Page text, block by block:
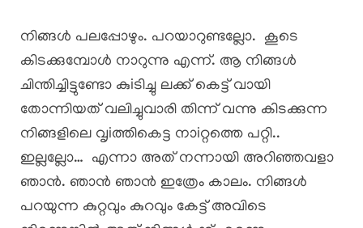
നിങ്ങൾ പലപ്പോഴും. പറയാറുണ്ടല്ലോ. കൂടെ
കിടക്കുമ്പോൾ നാറുന്നു എന്ന്. ആ നിങ്ങൾ
ചിന്തിച്ചിട്ടുണ്ടോ കുiടിച്ചു ലക്ക് കെട്ട് വായി
തോന്നിയത് വലിച്ചുവാരി തിന്ന് വന്നു കിടക്കുന്ന
നിങ്ങളിലെ വൃiത്തികെട്ട നാiറ്റത്തെ പറ്റി..
ഇല്ലല്ലോ… എന്നാ അത് നന്നായി അറിഞ്ഞവളാ
ഞാൻ. ഞാൻ ഞാൻ ഇത്രേം കാലം. നിങ്ങൾ
പറയുന്ന കുറ്റവും കുറവും കേട്ട് അവിടെ